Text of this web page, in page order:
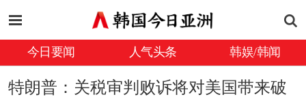
今日要闻 人气头条 韩娱/韩闻
特朗普：关税审判败诉将对美国带来破